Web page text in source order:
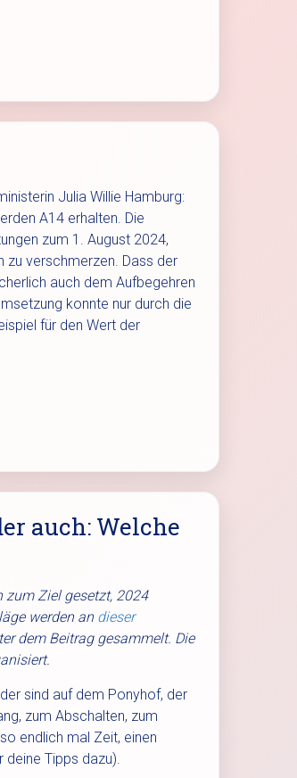
Julia Willie Hamburg:
A14 erhalten. Die
zum 1. August 2024,
zu verschmerzen. Dass der
auch dem Aufbegehren
konnte nur durch die
für den Wert der
auch: Welche
zum Ziel gesetzt, 2024
werden an dieser
dem Beitrag gesammelt. Die
sind auf dem Ponyhof, der
zum Abschalten, zum
endlich mal Zeit, einen
deine Tipps dazu).